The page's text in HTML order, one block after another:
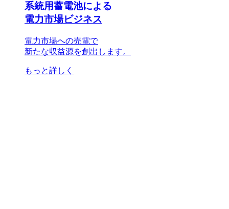
系統用蓄電池による
電力市場ビジネス
電力市場への売電で
新たな収益源を創出します。
もっと詳しく